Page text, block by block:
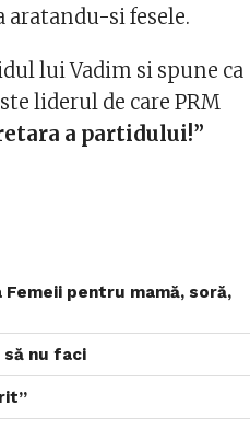
aratandu-si fesele.
lui Vadim si spune ca
liderul de care PRM
a partidului!”
pentru mamă, soră,
să nu faci